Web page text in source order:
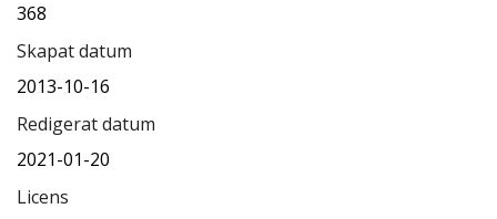
368
Skapat datum
2013-10-16
Redigerat datum
2021-01-20
Licens